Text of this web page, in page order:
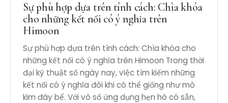
Sự phù hợp dựa trên tính cách: Chìa khóa
cho những kết nối có ý nghĩa trên
Himoon
Sự phù hợp dựa trên tính cách: Chìa khóa cho
những kết nối có ý nghĩa trên Himoon Trong thời
đại kỹ thuật số ngày nay, việc tìm kiếm những
kết nối có ý nghĩa đôi khi có thể giống như mò
kim đáy bể. Với vô số ứng dụng hẹn hò có sẵn,